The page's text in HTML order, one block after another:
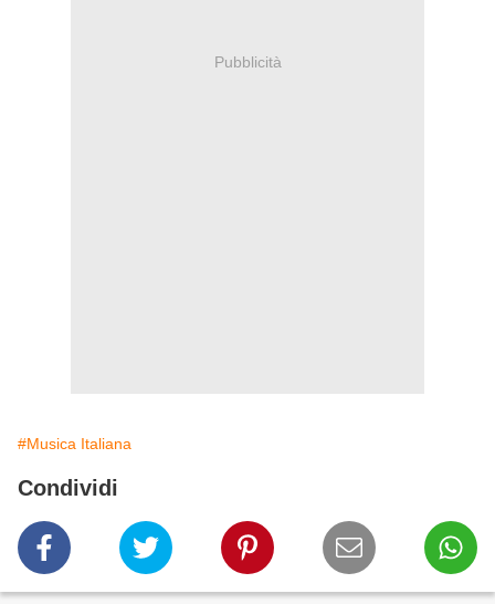
Pubblicità
#Musica Italiana
Condividi